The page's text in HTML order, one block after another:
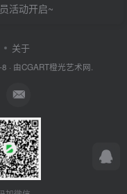
活动开启~
关于
· 由CGART橙光艺术网.